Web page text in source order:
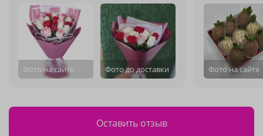
Фото на сайте Фото до доставки Фото на сайте
Оставить отзыв